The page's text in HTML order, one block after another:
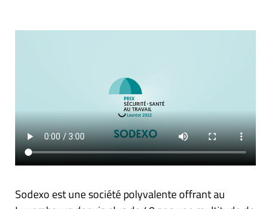
Sodexo est une société polyvalente offrant au